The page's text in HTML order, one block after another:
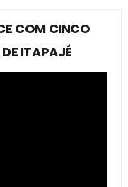
COM CINCO
ITAPAJÉ